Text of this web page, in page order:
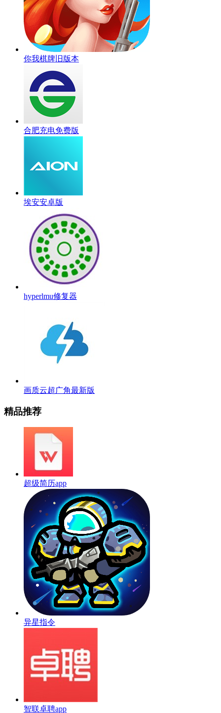
你我棋牌旧版本
合肥充电免费版
埃安安卓版
hyperlmu修复器
画质云超广角最新版
精品推荐
超级简历app
异星指令
智联卓聘app